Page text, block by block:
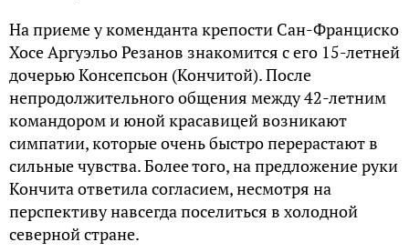
На приеме у коменданта крепости Сан-Франциско
Хосе Аргуэльо Резанов знакомится с его 15-летней
дочерью Консепсьон (Кончитой). После
непродолжительного общения между 42-летним
командором и юной красавицей возникают
симпатии, которые очень быстро перерастают в
сильные чувства. Более того, на предложение руки
Кончита ответила согласием, несмотря на
перспективу навсегда поселиться в холодной
северной стране.